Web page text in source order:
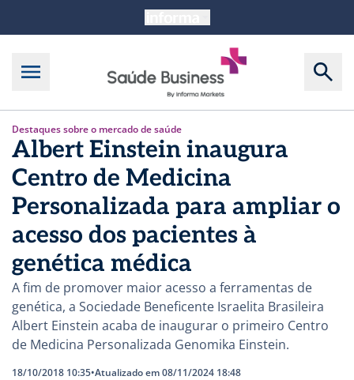
Destaques sobre o mercado de saúde
Albert Einstein inaugura
Centro de Medicina
Personalizada para ampliar o
acesso dos pacientes à
genética médica
A fim de promover maior acesso a ferramentas de
genética, a Sociedade Beneficente Israelita Brasileira
Albert Einstein acaba de inaugurar o primeiro Centro
de Medicina Personalizada Genomika Einstein.
18/10/2018 10:35•Atualizado em 08/11/2024 18:48